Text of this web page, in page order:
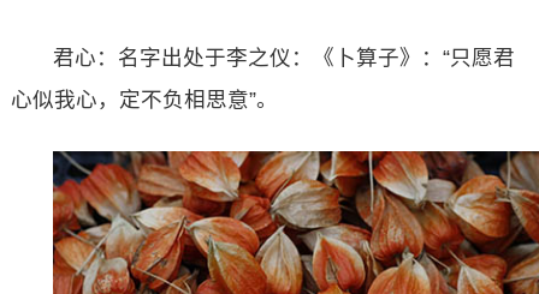
君心：名字出处于李之仪：《卜算子》：“只愿君
心似我心，定不负相思意”。